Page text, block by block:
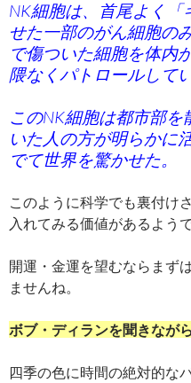
NK細胞は、首尾よく
せた一部のがん細胞の
で傷ついた細胞を体内
隈なくパトロールして
このNK細胞は都市部
いた人の方が明らかに
でて世界を驚かせた。
このように科学でも裏付け
入れてみる価値があるようで
開運・金運を望むならまず
ませんね。
ボブ・ディランを聞きなが
四季の色に時間の絶対的な